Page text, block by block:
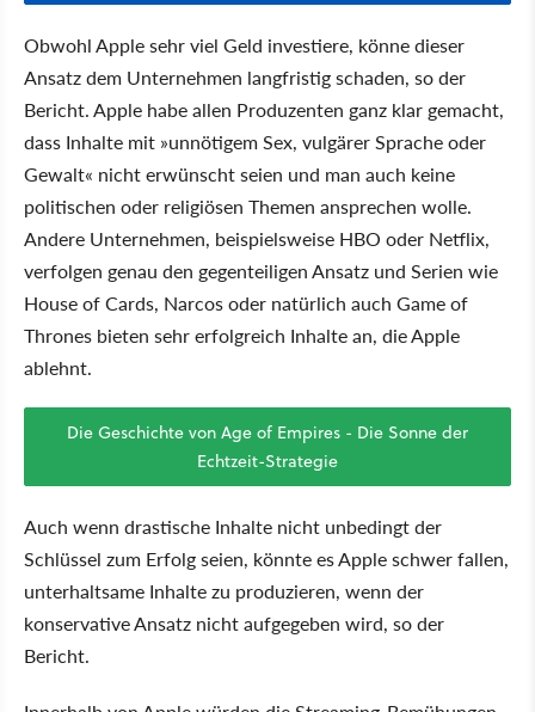
Obwohl Apple sehr viel Geld investiere, könne dieser
Ansatz dem Unternehmen langfristig schaden, so der
Bericht. Apple habe allen Produzenten ganz klar gemacht,
dass Inhalte mit »unnötigem Sex, vulgärer Sprache oder
Gewalt« nicht erwünscht seien und man auch keine
politischen oder religiösen Themen ansprechen wolle.
Andere Unternehmen, beispielsweise HBO oder Netflix,
verfolgen genau den gegenteiligen Ansatz und Serien wie
House of Cards, Narcos oder natürlich auch Game of
Thrones bieten sehr erfolgreich Inhalte an, die Apple
ablehnt.
Die Geschichte von Age of Empires - Die Sonne der
Echtzeit-Strategie
Auch wenn drastische Inhalte nicht unbedingt der
Schlüssel zum Erfolg seien, könnte es Apple schwer fallen,
unterhaltsame Inhalte zu produzieren, wenn der
konservative Ansatz nicht aufgegeben wird, so der
Bericht.